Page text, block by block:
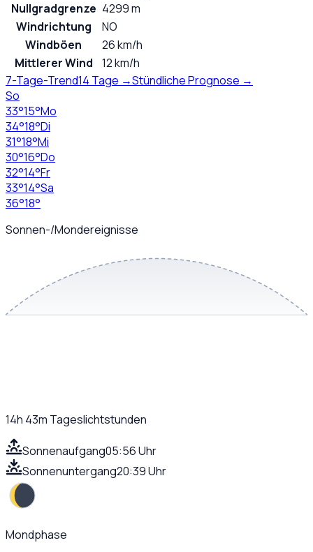
Nullgradgrenze 4299 m
Windrichtung
NO
Windböen
26 km/h
Mittlerer Wind
12 km/h
7-Tage-Trend14 Tage →Stündliche Prognose →
So
33°15°Mo
34°18°Di
31°18°Mi
30°16°Do
32°14°Fr
33°14°Sa
36°18°
Sonnen-/Mondereignisse
14h 43m Tageslichtstunden
Sonnenaufgang05:56 Uhr
Sonnenuntergang20:39 Uhr
Mondphase